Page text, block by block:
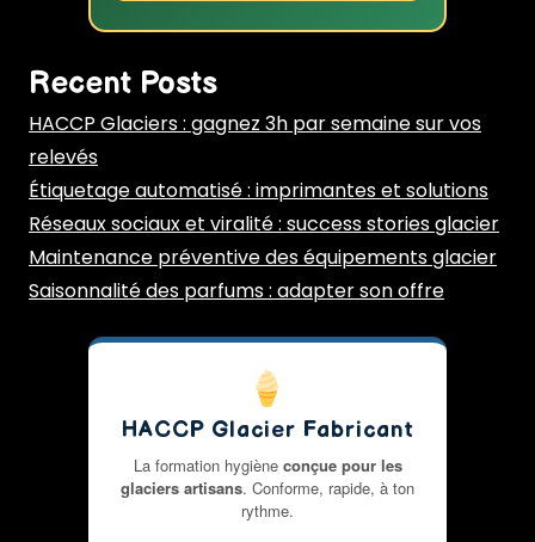
Recent Posts
HACCP Glaciers : gagnez 3h par semaine sur vos
relevés
Étiquetage automatisé : imprimantes et solutions
Réseaux sociaux et viralité : success stories glacier
Maintenance préventive des équipements glacier
Saisonnalité des parfums : adapter son offre
HACCP Glacier Fabricant
La formation hygiène conçue pour les
glaciers artisans. Conforme, rapide, à ton
rythme.